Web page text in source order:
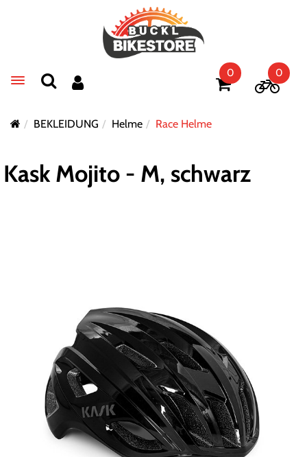
Toggle navigation
0 0
BEKLEIDUNG Helme Race Helme
Kask Mojito - M, schwarz